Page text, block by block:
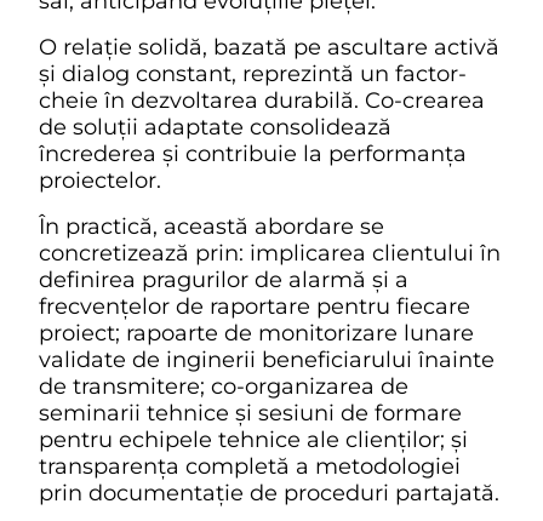
O relație solidă, bazată pe ascultare activă
și dialog constant, reprezintă un factor-
cheie în dezvoltarea durabilă. Co-crearea
de soluții adaptate consolidează
încrederea și contribuie la performanța
proiectelor.
În practică, această abordare se
concretizează prin: implicarea clientului în
definirea pragurilor de alarmă și a
frecvențelor de raportare pentru fiecare
proiect; rapoarte de monitorizare lunare
validate de inginerii beneficiarului înainte
de transmitere; co-organizarea de
seminarii tehnice și sesiuni de formare
pentru echipele tehnice ale clienților; și
transparența completă a metodologiei
prin documentație de proceduri partajată.